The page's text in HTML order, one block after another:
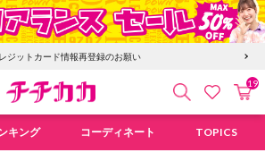
ジットカード情報再登録のお願い
検索 お気にカ
19
キング コーディネート TOPICS